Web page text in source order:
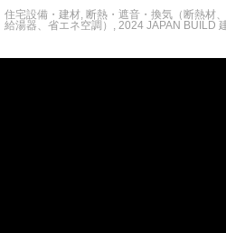
住宅設備・建材 断熱・遮音・換気（断熱材
給湯器、省エネ空調）
2024 JAPAN BUILD